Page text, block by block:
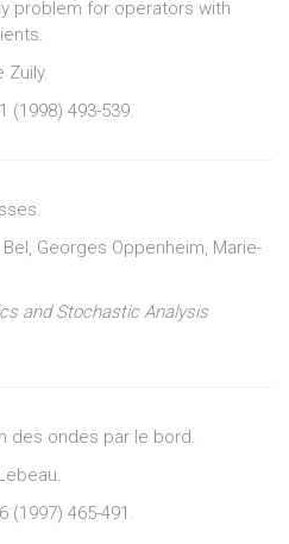
problem for operators with
Zuily.
(1998) 493-539.
Georges Oppenheim, Marie-
and Stochastic Analysis
des ondes par le bord.
(1997) 465-491.